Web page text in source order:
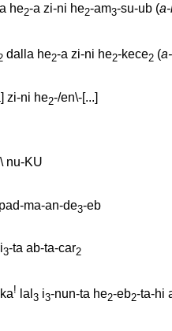
he2-a zi-ni he2-am3-su-ub (
dalla he2-a zi-ni he2-kece2 (
] zi-ni he2-/en\-[...]
\ nu-KU
pad-ma-an-de3-eb
i3-ta ab-ta-car2
! lal 3 i3-nun-ta he2-eb2-ta-hi